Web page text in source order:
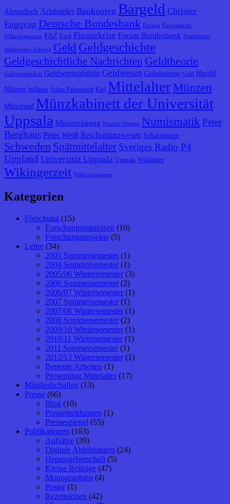
Altnordisch Aristoteles Banknoten Bargeld Christer
Engqvist Deutsche Bundesbank Europa
Europäische
Währungsunion
FAZ Fazit Finanzkrise Forum Bundesbank Frankfurter
Allgemeine Zeitung Geld Geldgeschichte
Geldgeschichtliche Nachrichten Geldtheorie
Geldverständnis Geldwertstabilität Geldwesen Globalisierung Gold Harald
Nilsson Inflation Johan Palmstruch Kiel Mittelalter Münzen
Münzfund Münzkabinett der Universität
Uppsala Münzprägung Nicolas Oresme Numismatik Peter
Berghaus Peter Weiß Reichsmünzwesen Schatzmotiv
Schweden Spätmittelalter Sveriges Radio P4
Uppland Universität Uppsala Uppsala Wikinger
Wikingerzeit Währungswesen
Kategorien
Forschung (15)
Forschungsinteressen (10)
Forschungsprojekte (5)
Lehre (34)
2001 Sommersemester (1)
2004 Sommersemester (1)
2005/06 Wintersemester (3)
2006 Sommersemester (2)
2006/07 Wintersemester (1)
2007 Sommersemester (1)
2007/08 Wintersemester (1)
2008 Sommersemester (2)
2009/10 Wintersemester (1)
2010/11 Wintersemester (1)
2011 Sommersemester (1)
2012/13 Wintersemester (1)
Betreute Arbeiten (1)
Proseminar Mittelalter (17)
Mitgliedschaften (13)
Presse (66)
Blog (10)
Pressemeldungen (1)
Pressespiegel (55)
Publikationen (163)
Aufsätze (39)
Digitale Abbildungen (24)
Herausgeberschaft (5)
Kleine Beiträge (47)
Monographien (4)
Poster (1)
Rezensionen (42)